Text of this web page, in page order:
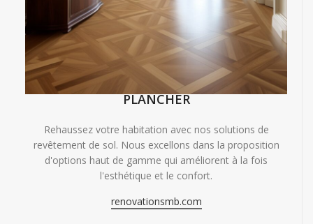
PLANCHER
Rehaussez votre habitation avec nos solutions de
revêtement de sol. Nous excellons dans la proposition
d'options haut de gamme qui améliorent à la fois
l'esthétique et le confort.
renovationsmb.com